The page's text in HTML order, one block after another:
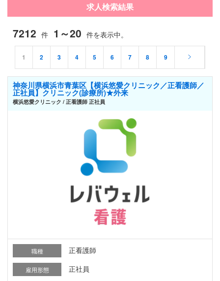
求人検索結果
7212 件 1～20 件を表示中。
1 2 3 4 5 6 7 8 9
神奈川県横浜市青葉区【横浜悠愛クリニック／正看護師／
正社員】クリニック(診療所)★外来
横浜悠愛クリニック / 正看護師 正社員
職種 正看護師
雇用形態 正社員